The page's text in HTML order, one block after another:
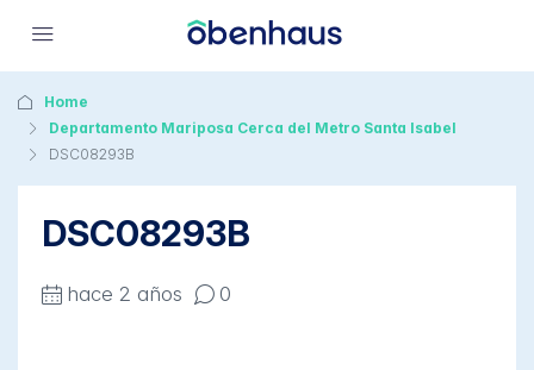
Home
Departamento Mariposa Cerca del Metro Santa Isabel
DSC08293B
DSC08293B
hace 2 años 0